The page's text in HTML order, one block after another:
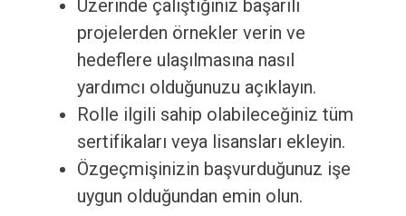
Üzerinde çalıştığınız başarılı
projelerden örnekler verin ve
hedeflere ulaşılmasına nasıl
yardımcı olduğunuzu açıklayın.
Rolle ilgili sahip olabileceğiniz tüm
sertifikaları veya lisansları ekleyin.
Özgeçmişinizin başvurduğunuz işe
uygun olduğundan emin olun.